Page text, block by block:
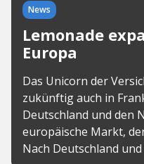
News
Lemonade
Europa
Das Unicorn der
zukünftig auch in
Deutschland und den
europäische Markt,
Nach Deutschland und